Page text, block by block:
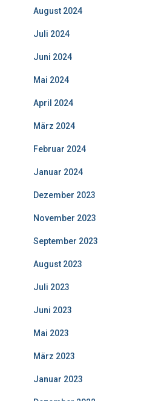
August 2024
Juli 2024
Juni 2024
Mai 2024
April 2024
März 2024
Februar 2024
Januar 2024
Dezember 2023
November 2023
September 2023
August 2023
Juli 2023
Juni 2023
Mai 2023
März 2023
Januar 2023